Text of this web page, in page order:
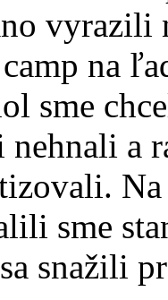
vyrazili
camp na
sme
a
sme
snažili